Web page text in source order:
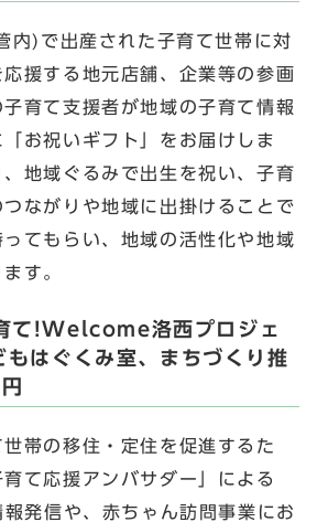
)で出産された子育て世帯に対
応援する地元店舗、企業等の参画
育て支援者が地域の子育て情報
お祝いギフト」をお届けしま
地域ぐるみで出生を祝い、子育
ながりや地域に出掛けることで
てもらい、地域の活性化や地域
す。
!Welcome洛西プロジェ
はぐくみ室、まちづくり推
帯の移住・定住を促進するた
て応援アンバサダー」による
発信や、赤ちゃん訪問事業にお